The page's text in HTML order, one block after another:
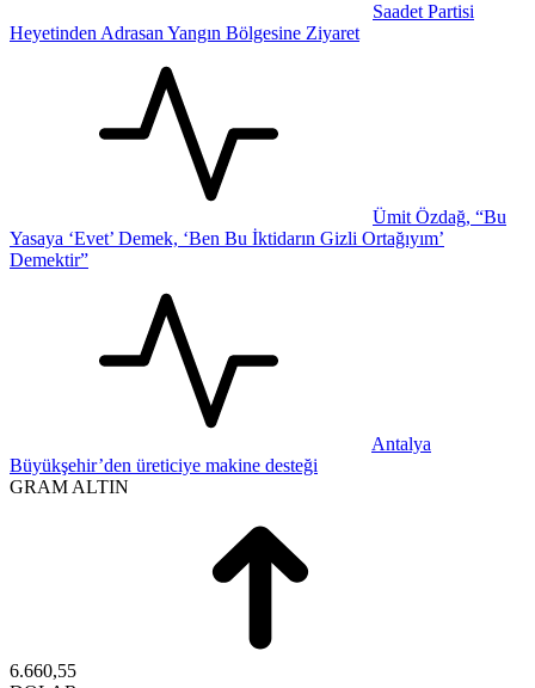
Saadet Partisi
Heyetinden Adrasan Yangın Bölgesine Ziyaret
Ümit Özdağ, “Bu
Yasaya ‘Evet’ Demek, ‘Ben Bu İktidarın Gizli Ortağıyım’
Demektir”
Antalya
Büyükşehir’den üreticiye makine desteği
GRAM ALTIN
6.660,55